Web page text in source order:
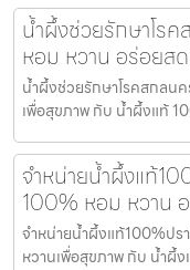
น้ำผึ้งช่วยรักษาโร
หอม หวาน อร่อยส
น้ำผึ้งช่วยรักษาโรคสกลน
เพื่อสุขภาพ กับ น้ำผึ้งแท้
จำหน่ายน้ำผึ้งแท้
100% หอม หวาน
จำหน่ายน้ำผึ้งแท้100%ปร
หวานเพื่อสุขภาพ กับ น้ำผึ้